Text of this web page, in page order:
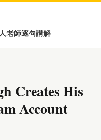
老師逐句講解
Creates His
Account